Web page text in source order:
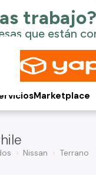
Marketplace
Nissan Terrano